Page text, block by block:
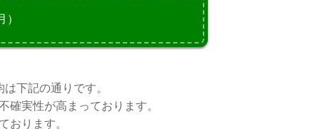
下記の通りです。
実性が高まっております。
ります。